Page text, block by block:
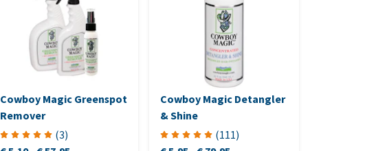
Cowboy Magic Greenspot
Remover
(3)
Cowboy Magic Detangler
& Shine
(111)